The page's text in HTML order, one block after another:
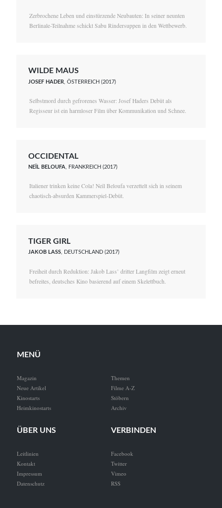
Zerbrochene Leben und einstürzende Neubauten: In seiner neunten
Berlinale-Teilnahme schickt Sabu Rindersuppen in den Wettbewerb.
WILDE MAUS
JOSEF HADER , ÖSTERREICH (2017)
Selbstmord durch gefrorenes Wasser: Josef Haders Debüt als
Regisseur ist ein harmloser Film über Kommunikation und Schnee.
OCCIDENTAL
NEÏL BELOUFA , FRANKREICH (2017)
Italiener trinken keine Cola! Neïl Beloufa verzettelt sich in seinem
chaotisch-absurden Kammerspiel-Debüt.
TIGER GIRL
JAKOB LASS, DEUTSCHLAND (2017)
Freiheit durch Reduktion: Jakob Lass’ dritter Langfilm zeigt erneut
befreites, deutsches Kino basierend auf einem Skelettbuch.
MENÜ
Magazin
Neue Artikel
Kinostarts
Heimkinostarts
Themen
Filme A-Z
Stöbern
Archiv
ÜBER UNS
Leitlinien
Kontakt
Impressum
Datenschutz
VERBINDEN
Facebook
Twitter
Vimeo
RSS